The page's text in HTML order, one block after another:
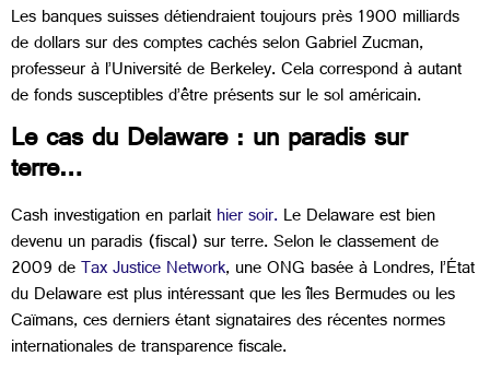
Les banques suisses détiendraient toujours près 1900 milliards
de dollars sur des comptes cachés selon Gabriel Zucman,
professeur à l’Université de Berkeley. Cela correspond à autant
de fonds susceptibles d’être présents sur le sol américain.
Le cas du Delaware : un paradis sur
terre…
Cash investigation en parlaithier soir. Le Delaware est bien
devenu un paradis (fiscal) sur terre. Selon le classement de
2009 deTax Justice Network, une ONG basée à Londres, l’État
du Delaware est plus intéressant que les îles Bermudes ou les
Caïmans, ces derniers étant signataires des récentes normes
internationales de transparence fiscale.